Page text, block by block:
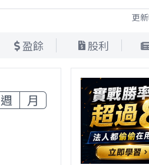
更
盈餘 股利
週 月